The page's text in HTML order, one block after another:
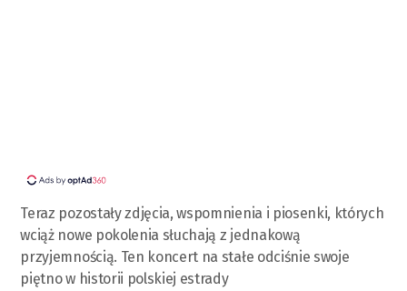
Teraz pozostały zdjęcia, wspomnienia i piosenki, których
wciąż nowe pokolenia słuchają z jednakową
przyjemnością. Ten koncert na stałe odciśnie swoje
piętno w historii polskiej estrady